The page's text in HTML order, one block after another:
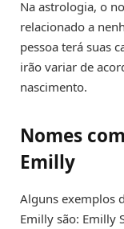
Na astrologia, o
relacionado a
pessoa terá suas
irão variar de
nascimento.
Nomes
Emilly
Alguns exemplos
Emilly são: Emilly